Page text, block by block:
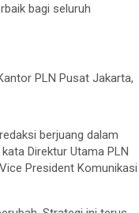
bagi seluruh
PLN Pusat Jakarta,
berjuang dalam
Direktur Utama PLN
President Komunikasi